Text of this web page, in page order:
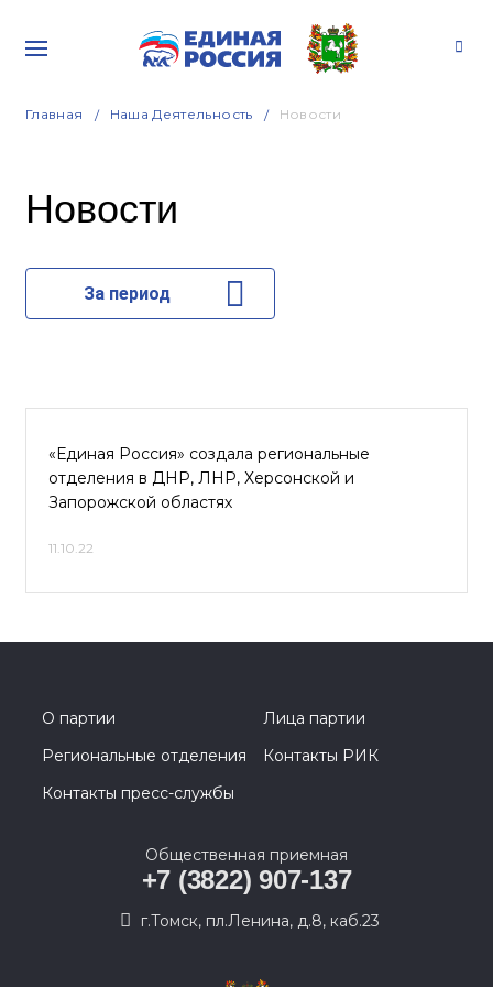
Главная Наша Деятельность Новости
Новости
За период
«Единая Россия» создала региональные
отделения в ДНР, ЛНР, Херсонской и
Запорожской областях
11.10.22
О партии
Лица партии
Региональные отделения
Контакты РИК
Контакты пресс-службы
Общественная приемная
+7 (3822) 907-137
г.Томск, пл.Ленина, д.8, каб.23